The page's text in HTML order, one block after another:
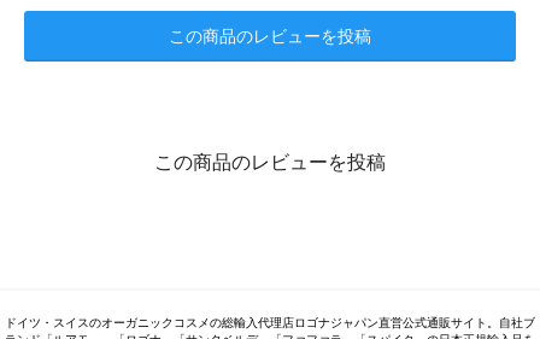
この商品のレビューを投稿
この商品のレビューを投稿
ドイツ・スイスのオーガニックコスメの総輸入代理店ロゴナジャパン直営公式通販サイト。自社ブ